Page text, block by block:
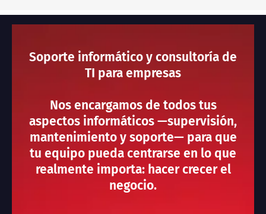
Soporte informático y consultoría de
TI para empresas
Nos encargamos de todos tus
aspectos informáticos —supervisión,
mantenimiento y soporte— para que
tu equipo pueda centrarse en lo que
realmente importa: hacer crecer el
negocio.